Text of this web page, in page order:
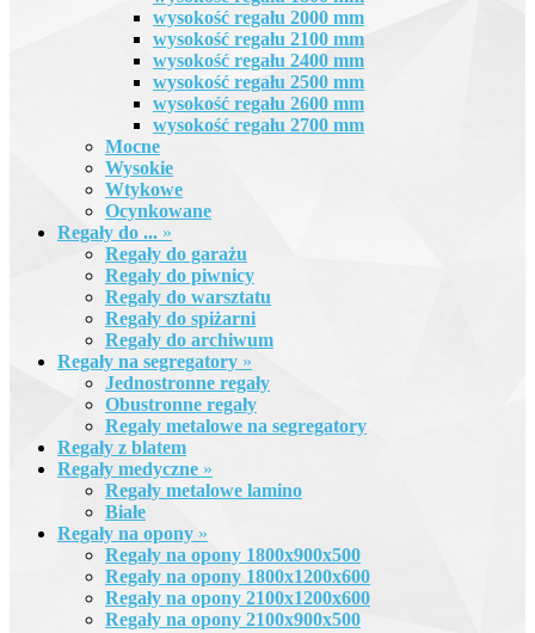
wysokość regału 2000 mm
wysokość regału 2100 mm
wysokość regału 2400 mm
wysokość regału 2500 mm
wysokość regału 2600 mm
wysokość regału 2700 mm
Mocne
Wysokie
Wtykowe
Ocynkowane
Regały do ... »
Regały do garażu
Regały do piwnicy
Regały do warsztatu
Regały do spiżarni
Regały do archiwum
Regały na segregatory »
Jednostronne regały
Obustronne regały
Regały metalowe na segregatory
Regały z blatem
Regały medyczne »
Regały metalowe lamino
Białe
Regały na opony »
Regały na opony 1800x900x500
Regały na opony 1800x1200x600
Regały na opony 2100x1200x600
Regały na opony 2100x900x500